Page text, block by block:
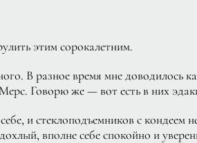
этим сорокалетним.
В разное время мне доводилось
Говорю же — вот есть в них
и стеклоподъемников с
вполне себе спокойно и